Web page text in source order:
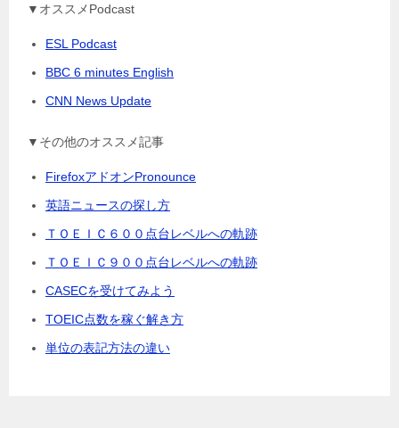
▼オススメPodcast
ESL Podcast
BBC 6 minutes English
CNN News Update
▼その他のオススメ記事
FirefoxアドオンPronounce
英語ニュースの探し方
ＴＯＥＩＣ６００点台レベルへの軌跡
ＴＯＥＩＣ９００点台レベルへの軌跡
CASECを受けてみよう
TOEIC点数を稼ぐ解き方
単位の表記方法の違い